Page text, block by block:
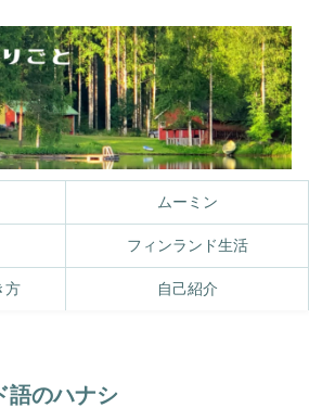
ムーミン
フィンランド生活
方 自己紹介
語のハナシ